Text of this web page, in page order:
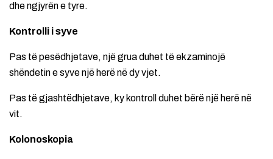
dhe ngjyrën e tyre.
Kontrolli i syve
Pas të pesëdhjetave, një grua duhet të ekzaminojë
shëndetin e syve një herë në dy vjet.
Pas të gjashtëdhjetave, ky kontroll duhet bërë një herë në
vit.
Kolonoskopia